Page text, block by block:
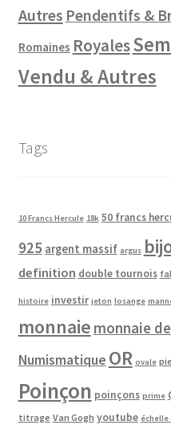
Autres Pendentifs &
Romaines Royales
Vendu & Autres
Tags
10 Francs Hercule 18k 50 francs
925 argent massif argus
definition double tournois
histoire investir jeton losange
monnaie monnaie
Numismatique OR ovale
Poinçon poinçons prime
titrage Van Gogh youtube échelle